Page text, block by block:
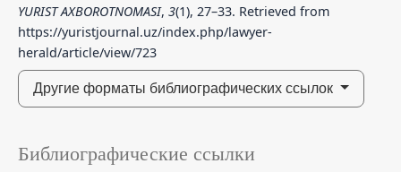
YURIST AXBOROTNOMASI, 3(1), 27–33. Retrieved from
https://yuristjournal.uz/index.php/lawyer-
herald/article/view/723
Другие форматы библиографических ссылок
Библиографические ссылки